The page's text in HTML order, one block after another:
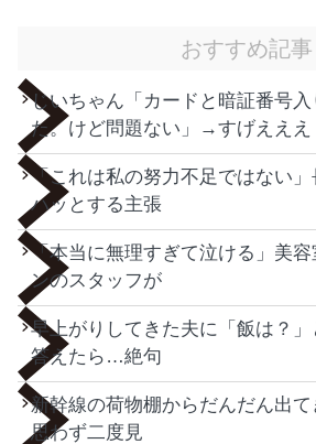
おすすめ記事
じいちゃん「カードと暗証番号
た。けど問題ない」→すげえええ
「これは私の努力不足ではない
ハッとする主張
「本当に無理すぎて泣ける」美
ンのスタッフが
早上がりしてきた夫に「飯は？
答えたら…絶句
新幹線の荷物棚からだんだん出
思わず二度見